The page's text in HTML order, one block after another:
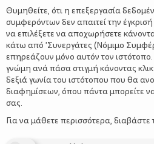
Για την επιτυχία του
θηλασμού χρειάζεται η
Θυμηθείτε, ότι η επεξεργασία
συμφερόντων δεν απαιτεί την
να επιλέξετε να αποχωρήσετε
κάτω από 'Συνεργάτες (Νόμιμο
επηρεάζουν μόνο αυτόν τον
γνώμη ανά πάσα στιγμή κάνοντας
δεξιά γωνία του ιστότοπου που θα
διαφημίσεων, όπου πάντα μπορείτε
σας.
Για να μάθετε περισσότερα, διαβάστε